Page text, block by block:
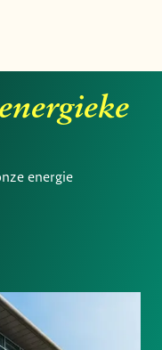
energieke
energie